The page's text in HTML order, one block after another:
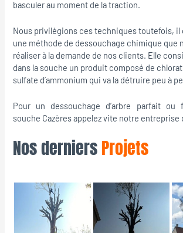
basculer au moment de la traction.
Nous privilégions ces techniques toutefois, il
une méthode de dessouchage chimique que
réaliser à la demande de nos clients. Elle
dans la souche un produit composé de
sulfate d’ammonium qui va la détruire peu à
Pour un dessouchage d’arbre parfait ou
souche Cazères appelez vite notre entreprise
Nos derniersProjets